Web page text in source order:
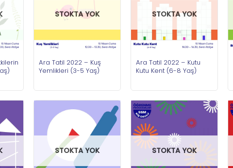
STOKTA YOK
Ara Tatil 2022 – Kuş
Yemlikleri (3-5 Yaş)
STOKTA YOK
Ara Tatil 2022 – Kutu
Kutu Kent (6-8 Yaş)
STOKTA YOK STOKTA YOK